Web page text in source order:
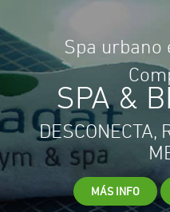
Spa urbano
SPA &
DESCONECTA,
MÁS INFO